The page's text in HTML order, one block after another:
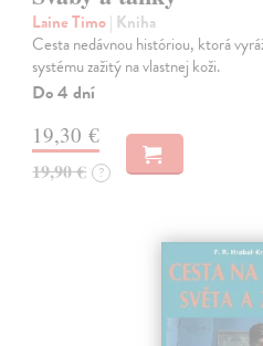
Laine Timo| Kniha
Cesta nedávnou históriou, ktorá
systému zažitý na vlastnej koži.
Do 4 dní
19,30 €
19,90 € ?